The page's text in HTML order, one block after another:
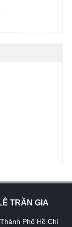
TRẦN GIA
Phố Hồ Chí